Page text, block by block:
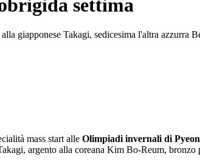
settima
giapponese Takagi, sedicesima l'altra azzurra
mass start alle Olimpiadi invernali di
argento alla coreana Kim Bo-Reum,